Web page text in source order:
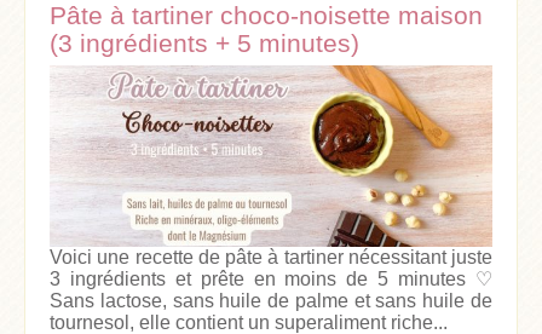
Pâte à tartiner choco-noisette maison
(3 ingrédients + 5 minutes)
Voici une recette de pâte à tartiner nécessitant juste
3 ingrédients et prête en moins de 5 minutes ♡
Sans lactose, sans huile de palme et sans huile de
tournesol, elle contient un superaliment riche...